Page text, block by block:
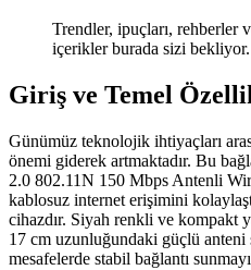
Trendler, ipuçları, rehberler
içerikler burada sizi bekliyor.
Giriş ve Temel
Günümüz teknolojik ihtiyaçları
önemi giderek artmaktadır. Bu
2.0 802.11N 150 Mbps Antenli
kablosuz internet erişimini
cihazdır. Siyah renkli ve kompakt
17 cm uzunluğundaki güçlü anteni
mesafelerde stabil bağlantı